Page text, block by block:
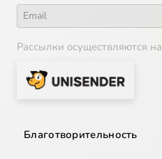
Рассылки осуществляются
Благотворительность